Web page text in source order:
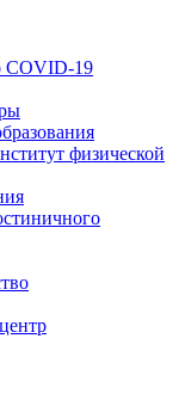
COVID-19
физической